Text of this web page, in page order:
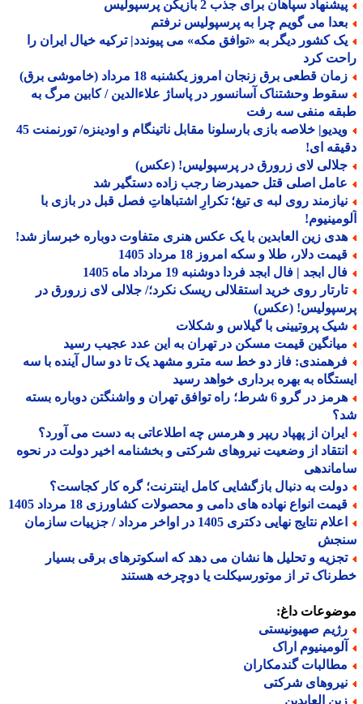
سپاهان برای جذب 2 بازیکن پرسپولیس
می گویم چرا به پرسپولیس نرفتم
کشور دیگر به «توافق مکه» می پیوندد| ترکیه خیال ایران را
کرد
قطعی برق زنجان امروز یکشنبه 18 مرداد (خاموشی برق)
وحشتناک آسانسور در پاساژ علاءالدین / کابین مرگ به
منفی سه رفت
ویدیو| خلاصه بازی بارسلونا مقابل ناتینگام و اودینزه/ تورنمنت 45
ای!
لای زرورق در پرسپولیس! (عکس)
اصلی قتل حمیدرضا رجب زاده دستگیر شد
روی لبه ی تیغ؛ تکرارِ اشتباهاتِ فصل قبل در بازی با
زین العابدین با یک عکس هنری متفاوت دوباره خبرساز شد!
دلار، طلا و سکه امروز 18 مرداد 1405
ابجد | فال ابجد فردا دوشنبه 19 مرداد ماه 1405
روی خرید استقلالی ریسک نکرد؛/ جلالی لای زرورق در
(عکس)
پروتیینی با گیلاس و شکلات
قیمت مسکن در تهران به این عدد عجیب رسید
فاز دو خط سه مترو مشهد یک تا دو سال آینده با سه
به بهره برداری خواهد رسید
هرمز در گرو 6 شرط؛ راه توافق تهران و واشنگتن دوباره بسته
از پهپاد ریپر و هرمس چه اطلاعاتی به دست می آورد؟
از وضعیت نیروهای شرکتی و بخشنامه اخیر دولت در نحوه
به دنبال بازگشایی کامل اینترنت؛ گره کار کجاست؟
انواع نهاده های دامی و محصولات کشاورزی 18 مرداد 1405
اعلام نتایج نهایی دکتری 1405 در اواخر مرداد / جزییات سازمان
و تحلیل ها نشان می دهد که اسکوترهای برقی بسیار
تر از موتورسیکلت یا دوچرخه هستند
داغ:
صهیونیستی
اراک
گندمکاران
شرکتی
العابدین